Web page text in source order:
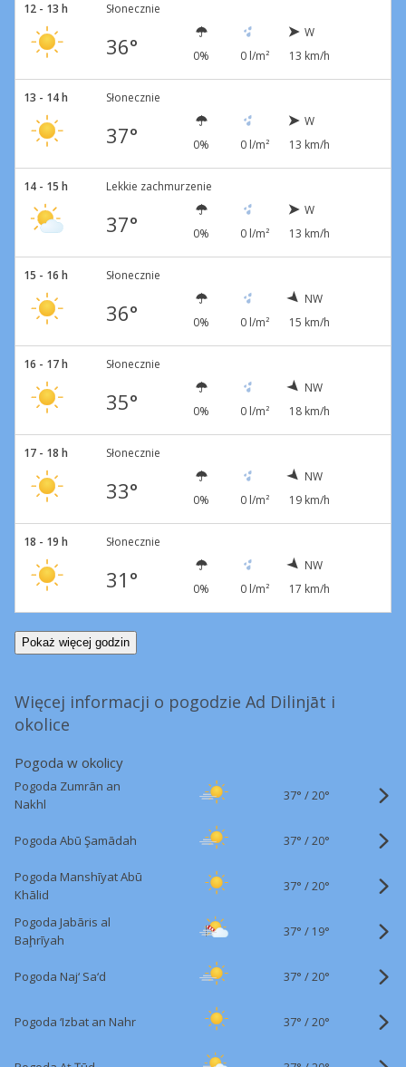
12 - 13 h Słonecznie
36° 0% 0 l/m²
W
13 km/h
13 - 14 h Słonecznie
37° 0% 0 l/m²
W
13 km/h
14 - 15 h Lekkie zachmurzenie
37° 0% 0 l/m²
W
13 km/h
15 - 16 h Słonecznie
36° 0% 0 l/m²
NW
15 km/h
16 - 17 h Słonecznie
35° 0% 0 l/m²
NW
18 km/h
17 - 18 h Słonecznie
33° 0% 0 l/m²
NW
19 km/h
18 - 19 h Słonecznie
31° 0% 0 l/m²
NW
17 km/h
Pokaż więcej godzin
Więcej informacji o pogodzie Ad Dilinjāt i
okolice
Pogoda w okolicy
Pogoda Zumrān an
Nakhl
37° /20°
Pogoda Abū Şamādah 37° /20°
Pogoda Manshīyat Abū
Khālid
37° /20°
Pogoda Jabāris al
Baḩrīyah
37° / 19°
Pogoda Naj‘ Sa‘d 37° /20°
Pogoda ‘Izbat an Nahr 37° /20°